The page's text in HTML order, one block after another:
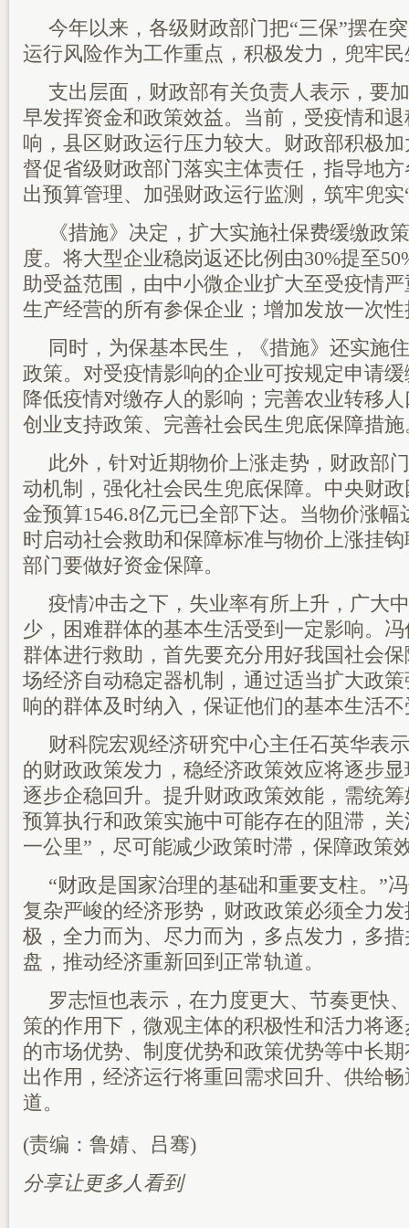
今年以来，各级财政部门把“三保”摆在
运行风险作为工作重点，积极发力，兜牢
支出层面，财政部有关负责人表示，要
早发挥资金和政策效益。当前，受疫情和
响，县区财政运行压力较大。财政部积极
督促省级财政部门落实主体责任，指导地
出预算管理、加强财政运行监测，筑牢兜实
《措施》决定，扩大实施社保费缓缴政
度。将大型企业稳岗返还比例由30%提至
助受益范围，由中小微企业扩大至受疫情
生产经营的所有参保企业；增加发放一次
同时，为保基本民生，《措施》还实施
政策。对受疫情影响的企业可按规定申请
降低疫情对缴存人的影响；完善农业转移
创业支持政策、完善社会民生兜底保障措施
此外，针对近期物价上涨走势，财政部
动机制，强化社会民生兜底保障。中央财
金预算1546.8亿元已全部下达。当物价涨
时启动社会救助和保障标准与物价上涨挂
部门要做好资金保障。
疫情冲击之下，失业率有所上升，广大
少，困难群体的基本生活受到一定影响。
群体进行救助，首先要充分用好我国社会
场经济自动稳定器机制，通过适当扩大政
响的群体及时纳入，保证他们的基本生活
财科院宏观经济研究中心主任石英华表
的财政政策发力，稳经济政策效应将逐步
逐步企稳回升。提升财政政策效能，需统
预算执行和政策实施中可能存在的阻滞，
一公里”，尽可能减少政策时滞，保障政策
“财政是国家治理的基础和重要支柱。”
复杂严峻的经济形势，财政政策必须全力
极，全力而为、尽力而为，多点发力，多
盘，推动经济重新回到正常轨道。
罗志恒也表示，在力度更大、节奏更快
策的作用下，微观主体的积极性和活力将
的市场优势、制度优势和政策优势等中长
出作用，经济运行将重回需求回升、供给
道。
(责编：鲁婧、吕骞)
分享让更多人看到